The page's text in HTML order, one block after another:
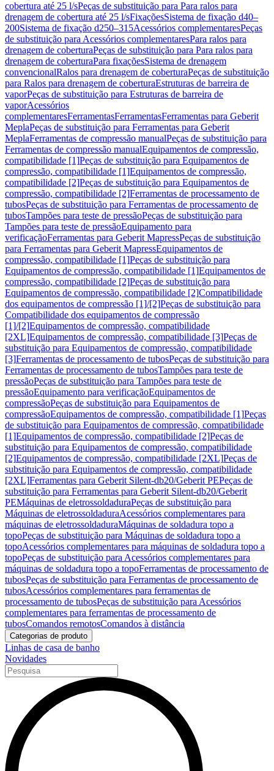
cobertura até 25 l/sPeças de substituição para Para ralos para
drenagem de cobertura até 25 l/sFixaçõesSistema de fixação d40–
200Sistema de fixação d250–315Acessórios complementaresPeças
de substituição para Acessórios complementaresPara ralos para
drenagem de coberturaPeças de substituição para Para ralos para
drenagem de coberturaPara fixaçõesSistema de drenagem
convencionalRalos para drenagem de coberturaPeças de substituição
para Ralos para drenagem de coberturaEstruturas de barreira de
vaporPeças de substituição para Estruturas de barreira de
vaporAcessórios
complementaresFerramentasFerramentasFerramentas para Geberit
MeplaPeças de substituição para Ferramentas para Geberit
MeplaFerramentas de compressão manualPeças de substituição para
Ferramentas de compressão manualEquipamentos de compressão,
compatibilidade [1]Peças de substituição para Equipamentos de
compressão, compatibilidade [1]Equipamentos de compressão,
compatibilidade [2]Peças de substituição para Equipamentos de
compressão, compatibilidade [2]Ferramentas de processamento de
tubosPeças de substituição para Ferramentas de processamento de
tubosTampões para teste de pressãoPeças de substituição para
Tampões para teste de pressãoEquipamento para
verificaçãoFerramentas para Geberit MapressPeças de substituição
para Ferramentas para Geberit MapressEquipamentos de
compressão, compatibilidade [1]Peças de substituição para
Equipamentos de compressão, compatibilidade [1]Equipamentos de
compressão, compatibilidade [2]Peças de substituição para
Equipamentos de compressão, compatibilidade [2]Compatibilidade
dos equipamentos de compressão [1]/[2]Peças de substituição para
Compatibilidade dos equipamentos de compressão
[1]/[2]Equipamentos de compressão, compatibilidade
[2XL]Equipamentos de compressão, compatibilidade [3]Peças de
substituição para Equipamentos de compressão, compatibilidade
[3]Ferramentas de processamento de tubosPeças de substituição para
Ferramentas de processamento de tubosTampões para teste de
pressãoPeças de substituição para Tampões para teste de
pressãoEquipamento para verificaçãoEquipamentos de
compressãoPeças de substituição para Equipamentos de
compressãoEquipamentos de compressão, compatibilidade [1]Peças
de substituição para Equipamentos de compressão, compatibilidade
[1]Equipamentos de compressão, compatibilidade [2]Peças de
substituição para Equipamentos de compressão, compatibilidade
[2]Equipamentos de compressão, compatibilidade [2XL]Peças de
substituição para Equipamentos de compressão, compatibilidade
[2XL]Ferramentas para Geberit Silent-db20/Geberit PEPeças de
substituição para Ferramentas para Geberit Silent-db20/Geberit
PEMáquinas de eletrossoldaduraPeças de substituição para
Máquinas de eletrossoldaduraAcessórios complementares para
máquinas de eletrossoldaduraMáquinas de soldadura topo a
topoPeças de substituição para Máquinas de soldadura topo a
topoAcessórios complementares para máquinas de soldadura topo a
topoPeças de substituição para Acessórios complementares para
máquinas de soldadura topo a topoFerramentas de processamento de
tubosPeças de substituição para Ferramentas de processamento de
tubosAcessórios complementares para ferramentas de
processamento de tubosPeças de substituição para Acessórios
complementares para ferramentas de processamento de
tubosComandos remotosComandos à distância
Categorias de produto
Linhas de casa de banho
Novidades